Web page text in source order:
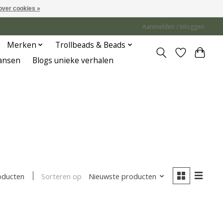
Aanmelden / Inloggen
Merken
Trollbeads & Beads
Blogs unieke verhalen
Sorteren op Nieuwste producten
cookies »